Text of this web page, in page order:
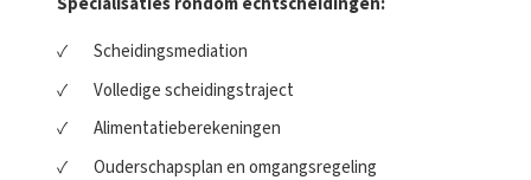
Scheidingsmediation
Volledige scheidingstraject
Alimentatieberekeningen
Ouderschapsplan en omgangsregeling